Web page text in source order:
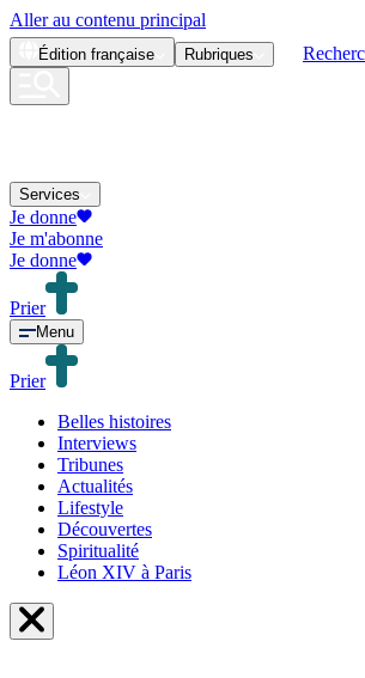
Aller au contenu principal
Édition française Rubriques
Services
Je donne
Je m'abonne
Je donne
Prier
Menu
Prier
Belles histoires
Interviews
Tribunes
Actualités
Lifestyle
Découvertes
Spiritualité
Léon XIV à Paris